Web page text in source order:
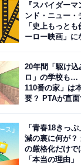
『スパイダー
ンド・ニュー・
「史上もっと
ーロー映画」に
20年間「駆け込
ロ」の学校も…
110番の家」は
要？ PTAが直
「青春18きっ
減の裏に何が？
の厳格化だけで
「本当の理由」